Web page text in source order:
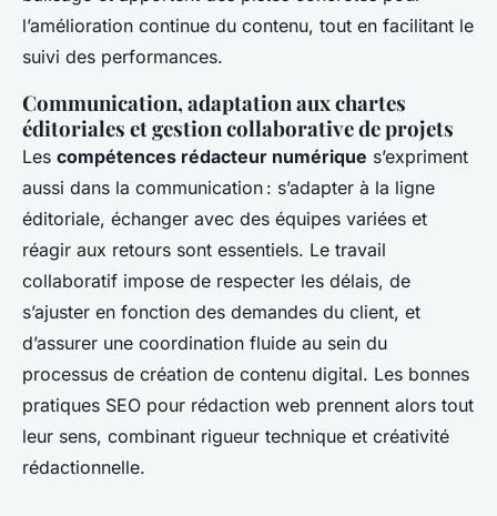
l’amélioration continue du contenu, tout en facilitant le
suivi des performances.
Communication, adaptation aux chartes
éditoriales et gestion collaborative de projets
Les compétences rédacteur numérique s’expriment
aussi dans la communication : s’adapter à la ligne
éditoriale, échanger avec des équipes variées et
réagir aux retours sont essentiels. Le travail
collaboratif impose de respecter les délais, de
s’ajuster en fonction des demandes du client, et
d’assurer une coordination fluide au sein du
processus de création de contenu digital. Les bonnes
pratiques SEO pour rédaction web prennent alors tout
leur sens, combinant rigueur technique et créativité
rédactionnelle.